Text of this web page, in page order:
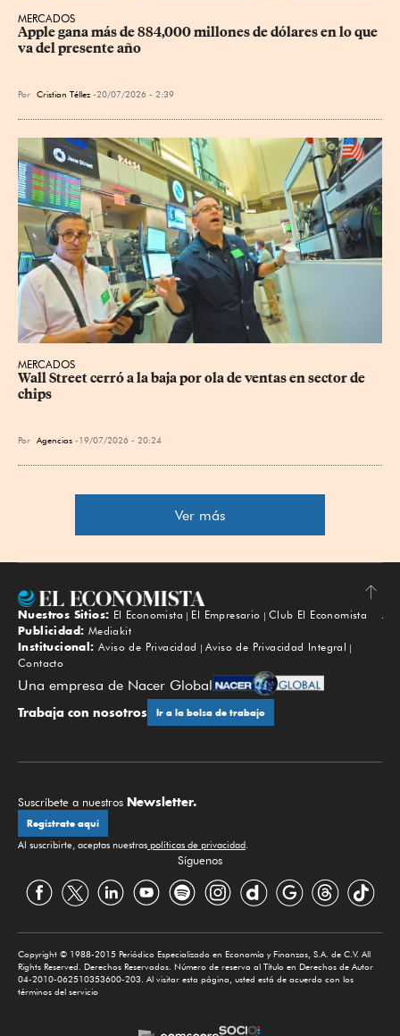
MERCADOS
Apple gana más de 884,000 millones de dólares en lo que
va del presente año
Por Cristian Téllez 20/07/2026 - 2:39
MERCADOS
Wall Street cerró a la baja por ola de ventas en sector de
chips
Por Agencias 19/07/2026 - 20:24
Ver más
Subir
Nuestros Sitios: El Economista El Empresario
Club El Economista
Publicidad: Mediakit
Institucional: Aviso de Privacidad
Aviso de Privacidad Integral
Contacto
Una empresa de Nacer Global
Trabaja con nosotros Ir a la bolsa de trabajo
Suscríbete a nuestros Newsletter.
Regístrate aquí
Al suscribirte, aceptas nuestras políticas de privacidad.
Síguenos
Copyright © 1988-2015 Periódico Especializado en Economía y Finanzas, S.A. de C.V. All
Rights Reserved. Derechos Reservados. Número de reserva al Título en Derechos de Autor
04-2010-062510353600-203. Al visitar esta página, usted está de acuerdo con los
términos del servicio